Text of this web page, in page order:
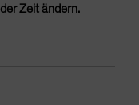
Zeit ändern.